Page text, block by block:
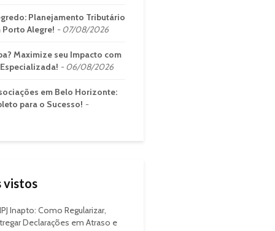
Planejamento Tributário
Alegre!
07/08/2026
Maximize seu Impacto com
06/08/2026
em Belo Horizonte:
para o Sucesso!
vistos
Inapto: Como Regularizar,
Declarações em Atraso e